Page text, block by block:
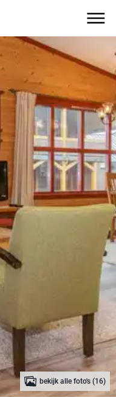
bekijk alle foto's (16)